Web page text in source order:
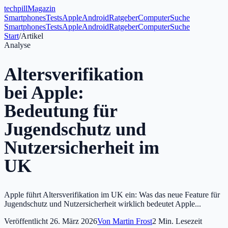
techpillMagazin
SmartphonesTestsAppleAndroidRatgeberComputerSuche
SmartphonesTestsAppleAndroidRatgeberComputerSuche
Start/Artikel
Analyse
Altersverifikation
bei Apple:
Bedeutung für
Jugendschutz und
Nutzersicherheit im
UK
Apple führt Altersverifikation im UK ein: Was das neue Feature für
Jugendschutz und Nutzersicherheit wirklich bedeutet Apple...
Veröffentlicht 26. März 2026Von Martin Frost2 Min. Lesezeit